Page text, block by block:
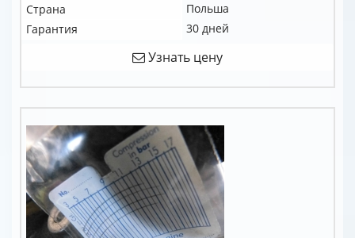
Страна
Польша
Гарантия
30 дней
Узнать цену